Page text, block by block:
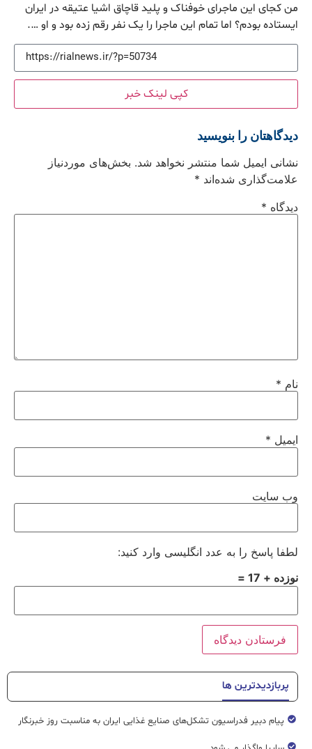
من کجای این ماجرای خوفناک و پلید قاچاق اشیا عتیقه در ایران
ایستاده بودم؟ اما تمام این ماجرا را یک نفر رقم زده بود و او ….
کپی لینک خبر
دیدگاهتان را بنویسید
نشانی ایمیل شما منتشر نخواهد شد. بخش‌های موردنیاز
علامت‌گذاری شده‌اند *
دیدگاه *
نام *
ایمیل *
وب‌ سایت
لطفا پاسخ را به عدد انگلیسی وارد کنید:
نوزده + 17 =
پربازدیدترین ها
پیام دبیر فدراسیون تشکل‌های صنایع غذایی ایران به مناسبت روز خبرنگار